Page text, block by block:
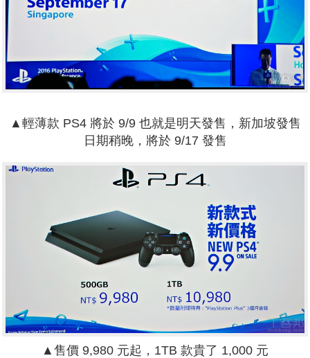
▲輕薄款 PS4 將於 9/9 也就是明天發售， 新加坡發售
日期稍晚，將於 9/17 發售
▲售價 9,980 元起，1TB 款貴了 1,000 元